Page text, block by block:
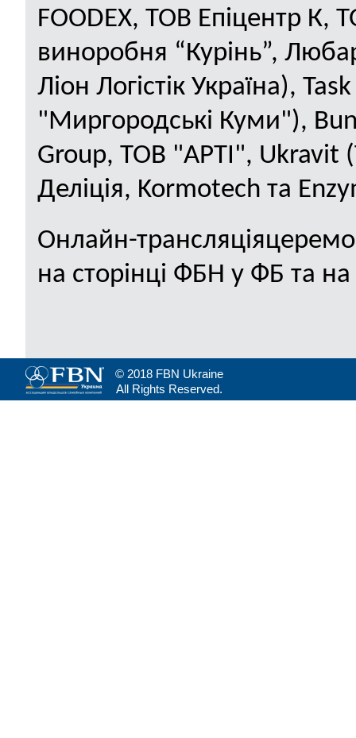
FOODEX, ТОВ Епіцентр К,
виноробня “Курінь”,
Ліон Логістік Україна),
"Миргородські Куми"),
Group, ТОВ "АРТІ", Ukravit
Деліція, Kormotech та
Онлайн-трансляція
на сторінці ФБН у ФБ та на
© 2018 FBN Ukraine
All Rights Reserved.